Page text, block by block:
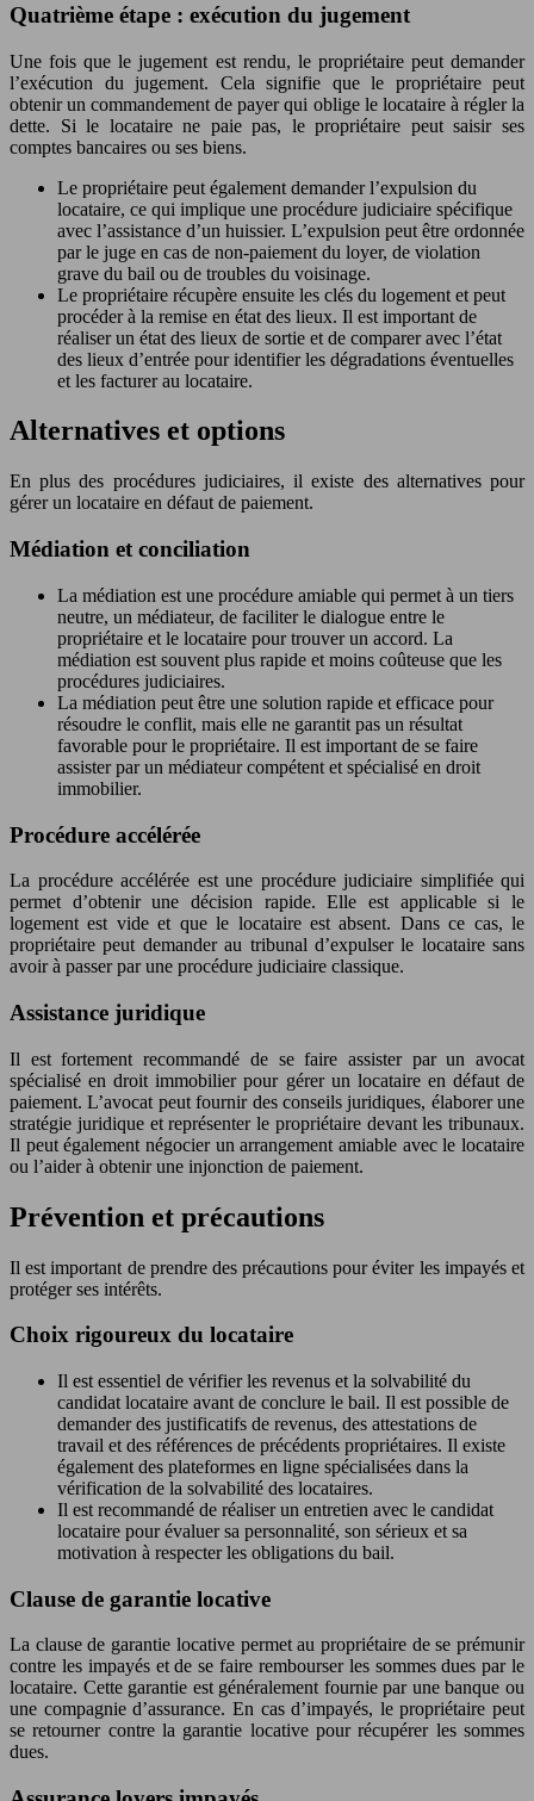
Quatrième étape : exécution du jugement
Une fois que le jugement est rendu, le propriétaire peut demander
l’exécution du jugement. Cela signifie que le propriétaire peut
obtenir un commandement de payer qui oblige le locataire à régler la
dette. Si le locataire ne paie pas, le propriétaire peut saisir ses
comptes bancaires ou ses biens.
Le propriétaire peut également demander l’expulsion du
locataire, ce qui implique une procédure judiciaire spécifique
avec l’assistance d’un huissier. L’expulsion peut être ordonnée
par le juge en cas de non-paiement du loyer, de violation
grave du bail ou de troubles du voisinage.
Le propriétaire récupère ensuite les clés du logement et peut
procéder à la remise en état des lieux. Il est important de
réaliser un état des lieux de sortie et de comparer avec l’état
des lieux d’entrée pour identifier les dégradations éventuelles
et les facturer au locataire.
Alternatives et options
En plus des procédures judiciaires, il existe des alternatives pour
gérer un locataire en défaut de paiement.
Médiation et conciliation
La médiation est une procédure amiable qui permet à un tiers
neutre, un médiateur, de faciliter le dialogue entre le
propriétaire et le locataire pour trouver un accord. La
médiation est souvent plus rapide et moins coûteuse que les
procédures judiciaires.
La médiation peut être une solution rapide et efficace pour
résoudre le conflit, mais elle ne garantit pas un résultat
favorable pour le propriétaire. Il est important de se faire
assister par un médiateur compétent et spécialisé en droit
immobilier.
Procédure accélérée
La procédure accélérée est une procédure judiciaire simplifiée qui
permet d’obtenir une décision rapide. Elle est applicable si le
logement est vide et que le locataire est absent. Dans ce cas, le
propriétaire peut demander au tribunal d’expulser le locataire sans
avoir à passer par une procédure judiciaire classique.
Assistance juridique
Il est fortement recommandé de se faire assister par un avocat
spécialisé en droit immobilier pour gérer un locataire en défaut de
paiement. L’avocat peut fournir des conseils juridiques, élaborer une
stratégie juridique et représenter le propriétaire devant les tribunaux.
Il peut également négocier un arrangement amiable avec le locataire
ou l’aider à obtenir une injonction de paiement.
Prévention et précautions
Il est important de prendre des précautions pour éviter les impayés et
protéger ses intérêts.
Choix rigoureux du locataire
Il est essentiel de vérifier les revenus et la solvabilité du
candidat locataire avant de conclure le bail. Il est possible de
demander des justificatifs de revenus, des attestations de
travail et des références de précédents propriétaires. Il existe
également des plateformes en ligne spécialisées dans la
vérification de la solvabilité des locataires.
Il est recommandé de réaliser un entretien avec le candidat
locataire pour évaluer sa personnalité, son sérieux et sa
motivation à respecter les obligations du bail.
Clause de garantie locative
La clause de garantie locative permet au propriétaire de se prémunir
contre les impayés et de se faire rembourser les sommes dues par le
locataire. Cette garantie est généralement fournie par une banque ou
une compagnie d’assurance. En cas d’impayés, le propriétaire peut
se retourner contre la garantie locative pour récupérer les sommes
dues.